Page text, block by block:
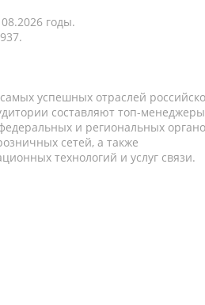
годы.
успешных отраслей
составляют топ-
и региональных
сетей, а также
технологий и услуг связи.